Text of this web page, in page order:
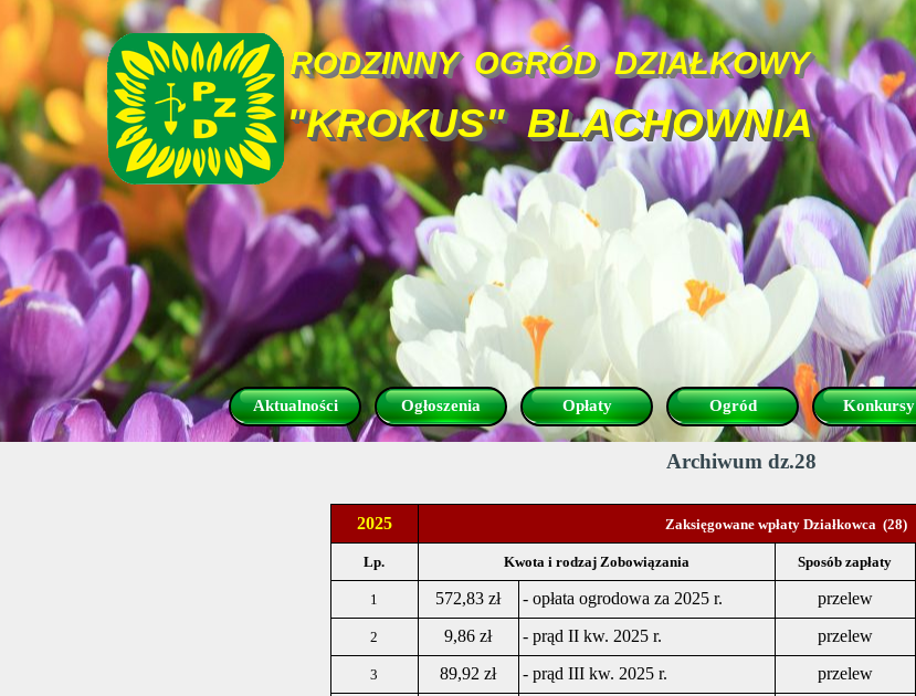
Przejdź do treści
RODZINNY  OGRÓD  DZIAŁKOWY
"KROKUS"  BLACHOWNIA
Pomiń menu
Aktualności Ogłoszenia Opłaty Ogród Konkursy
Archiwum dz.28
2025 Zaksięgowane wpłaty Działkowca (28)
Lp. Kwota i rodzaj Zobowiązania Sposób zapłaty
1 572,83 zł - opłata ogrodowa za 2025 r. przelew
2 9,86 zł - prąd II kw. 2025 r. przelew
3 89,92 zł - prąd III kw. 2025 r. przelew